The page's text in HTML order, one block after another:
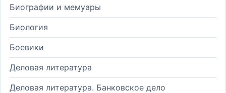
Биографии и мемуары
Биология
Боевики
Деловая литература
Деловая литература. Банковское дело